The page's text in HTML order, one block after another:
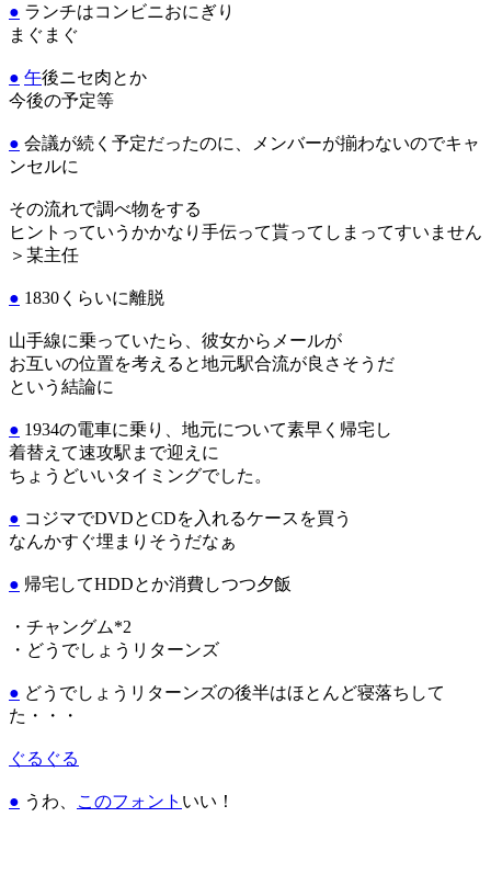
● ランチはコンビニおにぎり
まぐまぐ
● 午後ニセ肉とか
今後の予定等
● 会議が続く予定だったのに、メンバーが揃わないのでキャ
ンセルに
その流れで調べ物をする
ヒントっていうかかなり手伝って貰ってしまってすいません
＞某主任
● 1830くらいに離脱
山手線に乗っていたら、彼女からメールが
お互いの位置を考えると地元駅合流が良さそうだ
という結論に
● 1934の電車に乗り、地元について素早く帰宅し
着替えて速攻駅まで迎えに
ちょうどいいタイミングでした。
● コジマでDVDとCDを入れるケースを買う
なんかすぐ埋まりそうだなぁ
● 帰宅してHDDとか消費しつつ夕飯
・チャングム*2
・どうでしょうリターンズ
● どうでしょうリターンズの後半はほとんど寝落ちして
た・・・
ぐるぐる
● うわ、 このフォント いい！